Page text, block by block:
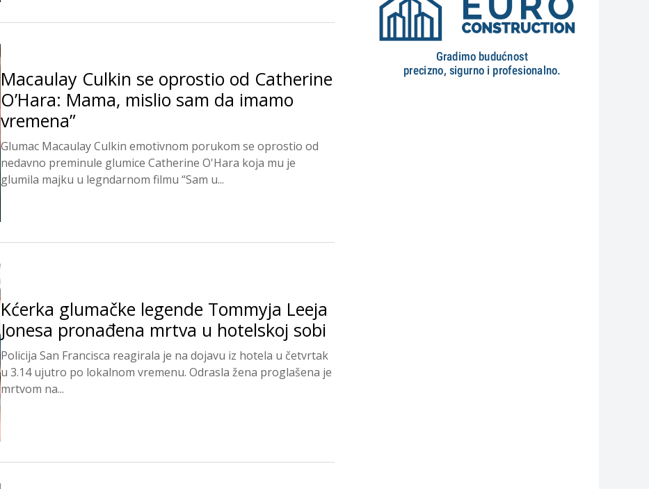
Macaulay Culkin se oprostio od Catherine
O’Hara: Mama, mislio sam da imamo
vremena”
Glumac Macaulay Culkin emotivnom porukom se oprostio od
nedavno preminule glumice Catherine O'Hara koja mu je
glumila majku u legndarnom filmu “Sam u...
Kćerka glumačke legende Tommyja Leeja
Jonesa pronađena mrtva u hotelskoj sobi
Policija San Francisca reagirala je na dojavu iz hotela u četvrtak
u 3.14 ujutro po lokalnom vremenu. Odrasla žena proglašena je
mrtvom na...